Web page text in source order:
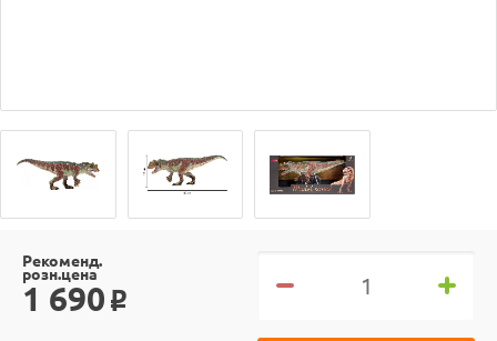
Рекоменд.
розн.цена
1 690 o